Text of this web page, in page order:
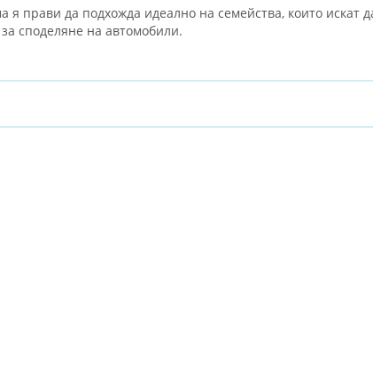
прави да подхожда идеално на семейства, които искат
споделяне на автомобили.